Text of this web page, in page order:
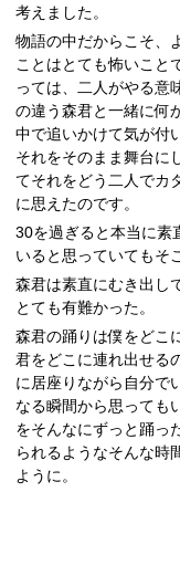
考えました。
物語の中だからこそ、
ことはとても怖いこと
っては、二人がやる意
の違う森君と一緒に何
中で追いかけて気が付
それをそのまま舞台に
てそれをどう二人でカ
に思えたのです。
30を過ぎると本当に素
いると思っていてもそ
森君は素直にむき出し
とても有難かった。
森君の踊りは僕をどこ
君をどこに連れ出せる
に居座りながら自分で
なる瞬間から思っても
をそんなにずっと踊っ
られるようなそんな時
ように。